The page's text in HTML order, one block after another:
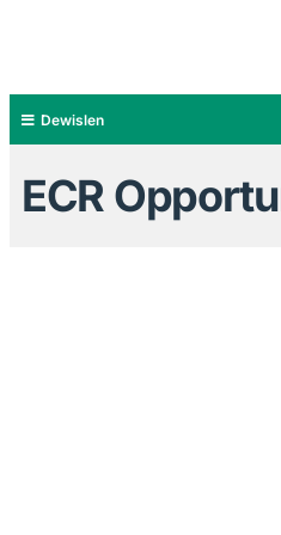
Dewislen
ECR